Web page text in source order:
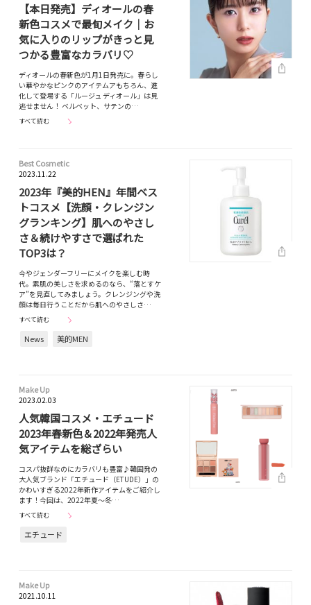
【本日発売】ディオールの春
新色コスメで最旬メイク｜お
気に入りのリップがきっと見
つかる豊富なカラバリ♡
ディオールの春新色が1月1日発売に。春らし
い華やかなピンクのアイテムアもちろん、進
化して登場する「ルージュ ディオール」は見
逃せません！ ベルベット、サテンの…
すべて読む
Best Cosmetic
2023.11.22
2023年『美的HEN』年間ベス
トコスメ【洗顔・クレンジン
グランキング】肌へのやさし
さ＆続けやすさで選ばれた
TOP3は？
今やジェンダーフリーにメイクを楽しむ時
代。素肌の美しさを求めるのなら、“落とすケ
ア”を見直してみましょう。クレンジングや洗
顔は毎日行うことだから肌へのやさしさ…
すべて読む
News 美的MEN
Make Up
2023.02.03
人気韓国コスメ・エチュード
2023年春新色＆2022年発売人
気アイテムを総ざらい
コスパ抜群なのにカラバリも豊富♪韓国発の
大人気ブランド「エチュード（ETUDE）」の
かわいすぎる2022年新作アイテムをご紹介し
ます！今回は、2022年夏〜冬…
すべて読む
エチュード
Make Up
2021.10.11